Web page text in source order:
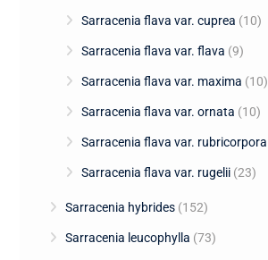
Sarracenia flava var. cuprea (10)
Sarracenia flava var. flava (9)
Sarracenia flava var. maxima (10)
Sarracenia flava var. ornata (10)
Sarracenia flava var. rubricorpora
Sarracenia flava var. rugelii (23)
Sarracenia hybrides (152)
Sarracenia leucophylla (73)